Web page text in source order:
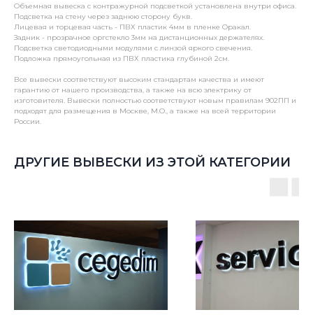
Объемная вывеска с контражурной подсветкой установлена внутри офиса.
Подсветка на стену через заднюю сторону букв.
Лицевая и торцевая часть - ПВХ пластик 4мм в пленке Оракал.
Задник - прозрачное оргстекло 3мм на дистанционных держателях.
Подсветка светодиодными модулями с линзой яркого свечения.
Подложка прямоугольная из ПВХ пластика глубиной 2см.
Все вывески соответствуют высоким стандартам качества и имеют
гарантию от нашего производства, а также на всю электрику от
изготовителя. Вывески полностью соответствуют новым правилам 902ПП и
подходят для размещения в Москве, М.О., а также на всей территории
России.
ДРУГИЕ ВЫВЕСКИ ИЗ ЭТОЙ КАТЕГОРИИ